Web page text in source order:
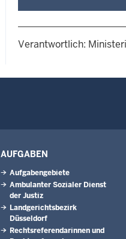
Verantwortlich:
AUFGABEN
Aufgabengebiete
Ambulanter Sozialer Dienst
der Justiz
Landgerichtsbezirk
Düsseldorf
Rechtsreferendarinnen und